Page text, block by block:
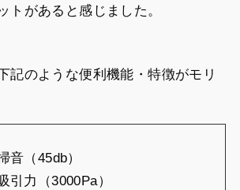
トがあると感じました。
記のような便利機能・特徴がモリ
音（45db）
引力（3000Pa）